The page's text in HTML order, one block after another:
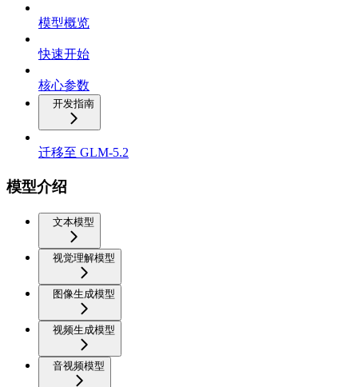
模型概览
快速开始
核心参数
开发指南
迁移至 GLM-5.2
模型介绍
文本模型
视觉理解模型
图像生成模型
视频生成模型
音视频模型